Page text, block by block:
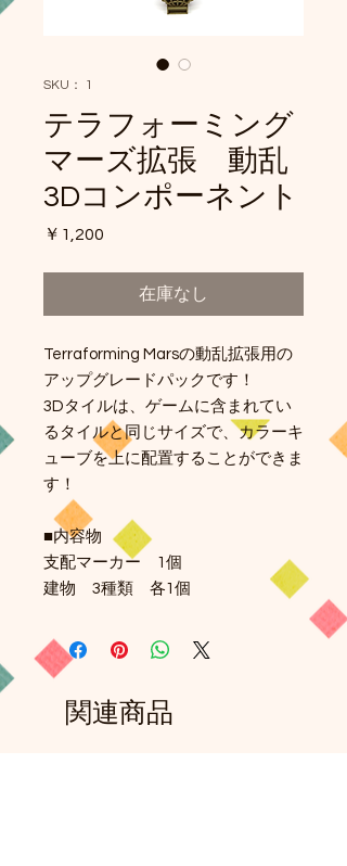
SKU： 1
テラフォーミング
マーズ拡張 動乱
3Dコンポーネント
￥1,200
在庫なし
Terraforming Marsの動乱拡張用の
アップグレードパックです！
3Dタイルは、ゲームに含まれてい
るタイルと同じサイズで、カラーキ
ューブを上に配置することができま
す！
■内容物
支配マーカー 1個
建物 3種類 各1個
関連商品